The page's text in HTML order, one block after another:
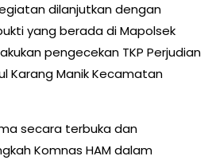
dilanjutkan dengan
yang berada di Mapolsek
pengecekan TKP Perjudian
Karang Manik Kecamatan
secara terbuka dan
Komnas HAM dalam